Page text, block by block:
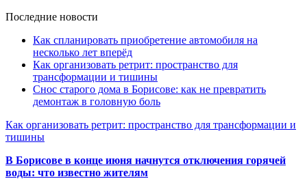
Последние новости
Как спланировать приобретение автомобиля на
несколько лет вперёд
Как организовать ретрит: пространство для
трансформации и тишины
Снос старого дома в Борисове: как не превратить
демонтаж в головную боль
Как организовать ретрит: пространство для трансформации и
тишины
В Борисове в конце июня начнутся отключения горячей
воды: что известно жителям